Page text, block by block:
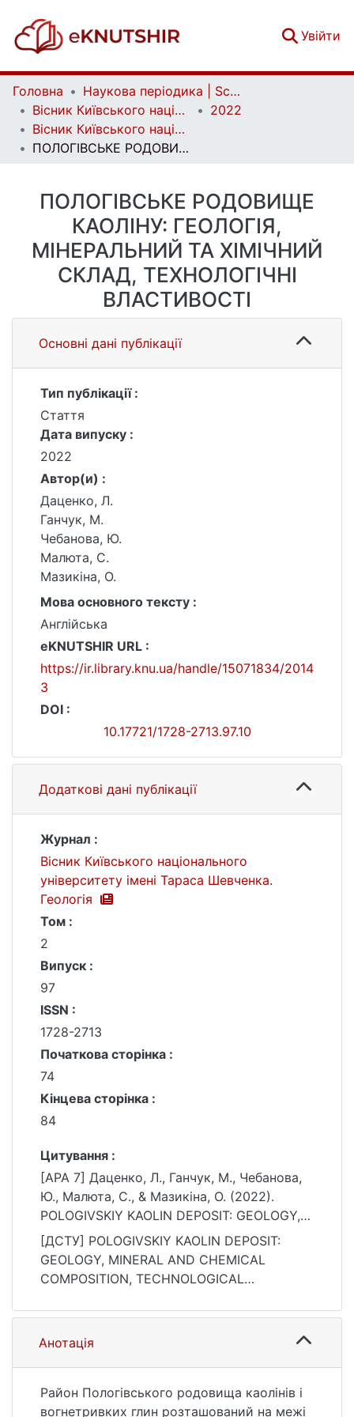
Увійти
Головна
Наукова періодика | Scientific periodicals
Вісник Київського національного університету імені Тараса Шевченка. Геологія | Visnyk of Taras Shevchenko National University of Kyiv. Geology
2022
Вісник Київського національного університету імені Тараса Шевченка. Геологія. 2(97)
ПОЛОГІВСЬКЕ РОДОВИЩЕ КАОЛІНУ: ГЕОЛОГІЯ, МІНЕРАЛЬНИЙ ТА ХІМІЧНИЙ СКЛАД, ТЕХНОЛОГІЧНІ ВЛАСТИВОСТІ
ПОЛОГІВСЬКЕ РОДОВИЩЕ
КАОЛІНУ: ГЕОЛОГІЯ,
МІНЕРАЛЬНИЙ ТА ХІМІЧНИЙ
СКЛАД, ТЕХНОЛОГІЧНІ
ВЛАСТИВОСТІ
Основні дані публікації
Тип публікації :
Стаття
Дата випуску :
2022
Автор(и) :
Даценко, Л.
Ганчук, M.
Чебанова, Ю.
Малюта, С.
Мазикіна, O.
Мова основного тексту :
Англійська
eKNUTSHIR URL :
https://ir.library.knu.ua/handle/15071834/2014
3
DOI :
10.17721/1728-2713.97.10
Додаткові дані публікації
Журнал :
Вісник Київського національного
університету імені Тараса Шевченка.
Геологія
Том :
2
Випуск :
97
ISSN :
1728-2713
Початкова сторінка :
74
Кінцева сторінка :
84
Цитування :
[APA 7] Даценко, Л., Ганчук, M., Чебанова,
Ю., Малюта, С., & Мазикіна, O. (2022).
POLOGIVSKIY KAOLIN DEPOSIT: GEOLOGY,
MINERAL AND CHEMICAL COMPOSITION,
TECHNOLOGICAL PROPERTIES. Вісник
Київського національного університету
84. https://doi.org/10.17721/1728-2713.97.10
[ДСТУ] POLOGIVSKIY KAOLIN DEPOSIT:
GEOLOGY, MINERAL AND CHEMICAL
COMPOSITION, TECHNOLOGICAL
Київського національного університету
імені Тараса Шевченка. Геологія. 2022. Vol.
2, no. 97. P. 74—84. DOI: 10.17721/1728-
Анотація
Район Пологівського родовища каолінів і
вогнетривких глин розташований на межі